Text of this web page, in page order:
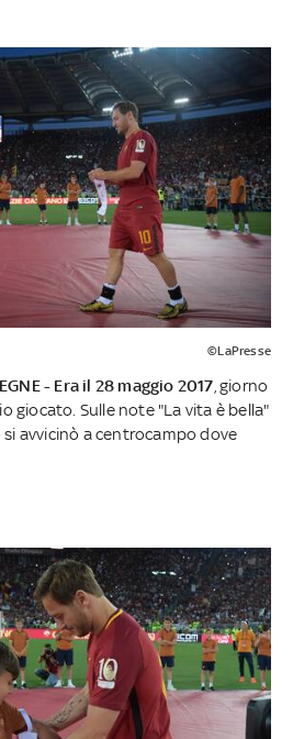
©LaPresse
- Era il 28 maggio 2017 , giorno
giocato. Sulle note "La vita è bella"
avvicinò a centrocampo dove